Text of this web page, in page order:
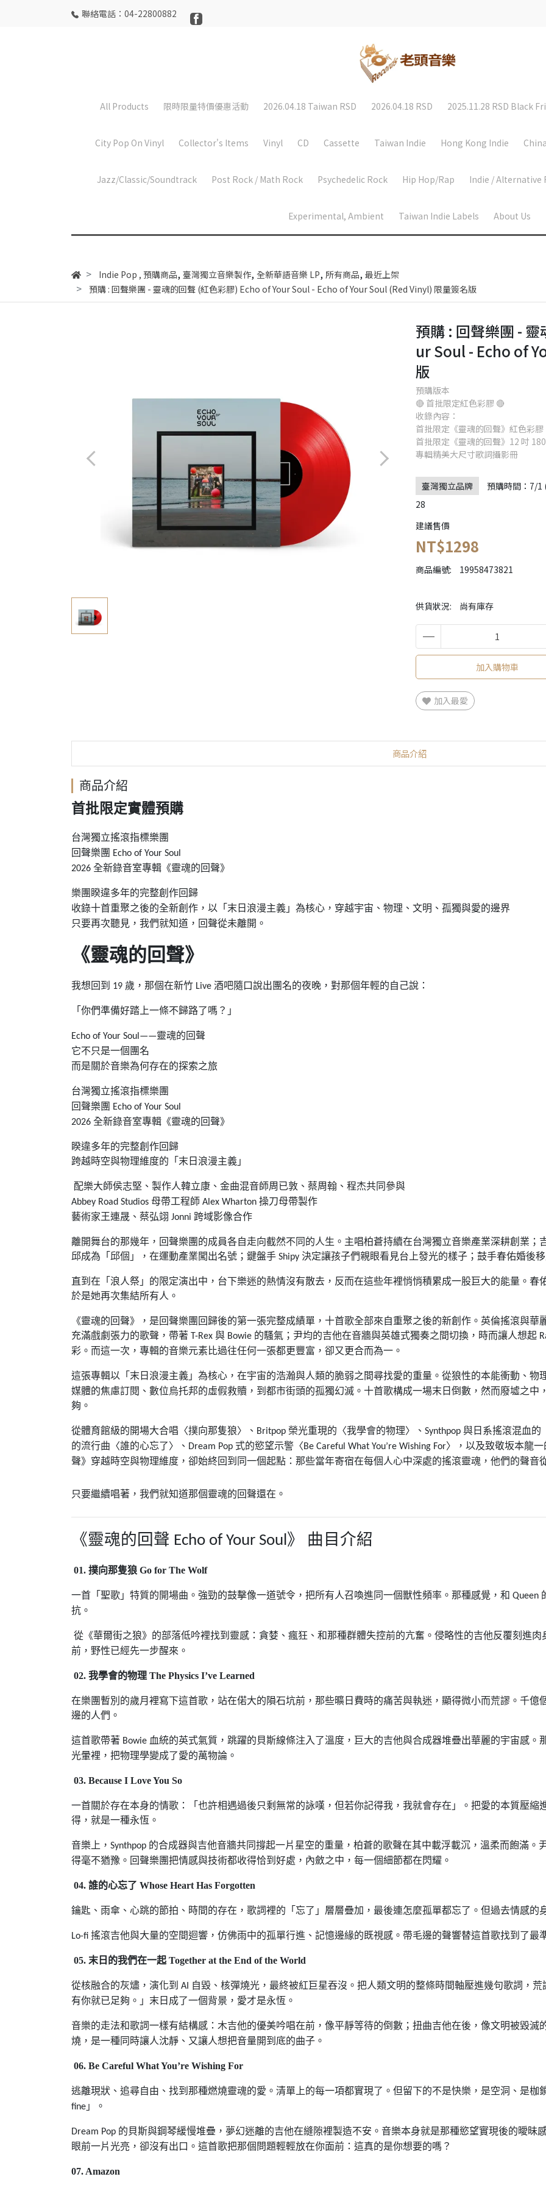
聯絡電話：04-22800882
All Products 限時限量特價優惠活動 2026.04.18 Taiwan RSD 2026.04.18 RSD 2025.11.28 RSD Black
City Pop On Vinyl Collector's Items Vinyl CD Cassette Taiwan Indie Hong Kong Indie
Jazz/Classic/Soundtrack Post Rock / Math Rock Psychedelic Rock Hip Hop/Rap Indie / Alternative
Experimental, Ambient Taiwan Indie Labels About Us
Indie Pop , 預購商品, 臺灣獨立音樂製作, 全新華語音樂 LP, 所有商品, 最近上架
預購 : 回聲樂團 - 靈魂的回聲 (紅色彩膠) Echo of Your Soul - Echo of Your Soul (Red Vinyl) 限量簽名版
預購 : 回聲樂團 -
ur Soul - Echo of
版
預購版本
🔴 首批限定紅色彩膠 🔴
收錄內容：
首批限定《靈魂的回聲》紅色彩
首批限定《靈魂的回聲》12 吋
專輯精美大尺寸歌詞攝影冊
臺灣獨立品牌
預購時間：7/1
28
建議售價
NT$1298
商品編號: 19958473821
供貨狀況: 尚有庫存
加入購物車
加入最愛
商品介紹
商品介紹
首批限定實體預購
台灣獨立搖滾指標樂團
回聲樂團 Echo of Your Soul
2026 全新錄音室專輯《靈魂的回聲》
樂團睽違多年的完整創作回歸
收錄十首重聚之後的全新創作，以「末日浪漫主義」為核心，穿越宇宙、物理、文明、孤獨與愛的邊界
只要再次聽見，我們就知道，回聲從未離開。
《靈魂的回聲》
我想回到 19 歲，那個在新竹 Live 酒吧隨口說出團名的夜晚，對那個年輕的自己說：
「你們準備好踏上一條不歸路了嗎？」
Echo of Your Soul——靈魂的回聲
它不只是一個團名
而是關於音樂為何存在的探索之旅
台灣獨立搖滾指標樂團
回聲樂團 Echo of Your Soul
2026 全新錄音室專輯《靈魂的回聲》
睽違多年的完整創作回歸
跨越時空與物理維度的「末日浪漫主義」
配樂大師侯志堅、製作人韓立康、金曲混音師周已敦、蔡周翰、程杰共同參與
Abbey Road Studios 母帶工程師 Alex Wharton 操刀母帶製作
藝術家王連晟、蔡弘翊 Jonni 跨域影像合作
離開舞台的那幾年，回聲樂團的成員各自走向截然不同的人生。主唱柏蒼持續在台灣獨立音樂產業深耕創業；
邱成為「邱個」，在運動產業闖出名號；鍵盤手 Shipy 決定讓孩子們親眼看見台上發光的樣子；鼓手春佑婚後
直到在「浪人祭」的限定演出中，台下樂迷的熱情沒有散去，反而在這些年裡悄悄積累成一股巨大的能量。
於是她再次集結所有人。
《靈魂的回聲》，是回聲樂團回歸後的第一張完整成績單，十首歌全部來自重聚之後的新創作。英倫搖滾與
充滿戲劇張力的歌聲，帶著 T-Rex 與 Bowie 的騷氣；尹均的吉他在音牆與英雄式獨奏之間切換，時而讓人想起
彩。而這一次，專輯的音樂元素比過往任何一張都更豐富，卻又更合而為一。
這張專輯以「末日浪漫主義」為核心，在宇宙的浩瀚與人類的脆弱之間尋找愛的重量。從狼性的本能衝動、物
媒體的焦慮訂閱、數位烏托邦的虛假救贖，到都市街頭的孤獨幻滅。十首歌構成一場末日倒數，然而廢墟之中
夠。
從體育館級的開場大合唱〈撲向那隻狼〉、 Britpop 榮光重現的〈我學會的物理〉、 Synthpop 與日系搖滾混血的
的流行曲〈誰的心忘了〉、 Dream Pop 式的慾望示警〈Be Careful What You’re Wishing For〉，以及致敬坂本龍
聲》穿越時空與物理維度，卻始終回到同一個起點：那些當年寄宿在每個人心中深處的搖滾靈魂，他們的聲
只要繼續唱著，我們就知道那個靈魂的回聲還在。
《靈魂的回聲 Echo of Your Soul》 曲目介紹
01. 撲向那隻狼 Go for The Wolf
一首「聖歌」特質的開場曲。強勁的鼓擊像一道號令，把所有人召喚進同一個獸性頻率。那種感覺，和 Queen
抗。
從《華爾街之狼》的部落低吟裡找到靈感：貪婪、瘋狂、和那種群體失控前的亢奮。侵略性的吉他反覆刻進
前，野性已經先一步醒來。
02. 我學會的物理 The Physics I’ve Learned
在樂團暫別的歲月裡寫下這首歌，站在偌大的隕石坑前，那些曠日費時的痛苦與執迷，顯得微小而荒謬。千億
邊的人們。
這首歌帶著 Bowie 血統的英式氣質，跳躍的貝斯線條注入了溫度，巨大的吉他與合成器堆疊出華麗的宇宙感。
光暈裡，把物理學變成了愛的萬物論。
03. Because I Love You So
一首關於存在本身的情歌：「也許相遇過後只剩無常的詠嘆，但若你記得我，我就會存在」。把愛的本質壓縮
得，就是一種永恆。
音樂上， Synthpop 的合成器與吉他音牆共同撐起一片星空的重量，柏蒼的歌聲在其中載浮載沉，溫柔而飽滿。
得毫不猶豫。回聲樂團把情感與技術都收得恰到好處，內斂之中，每一個細節都在閃耀。
04. 誰的心忘了 Whose Heart Has Forgotten
鑰匙、雨傘、心跳的節拍、時間的存在，歌詞裡的「忘了」層層疊加，最後連怎麼孤單都忘了。但過去情感的
Lo-fi 搖滾吉他與大量的空間迴響，仿佛雨中的孤單行進、記憶邊緣的既視感。帶毛邊的聲響替這首歌找到了最
05. 末日的我們在一起 Together at the End of the World
從核融合的灰燼，演化到 AI
自毀、核彈燒光，最終被紅巨星吞沒。把人類文明的整條時間軸壓進幾句歌詞，
有你就已足夠。」末日成了一個背景，愛才是永恆。
音樂的走法和歌詞一樣有結構感：木吉他的優美吟唱在前，像平靜等待的倒數；扭曲吉他在後，像文明被毀滅
燒，是一種同時讓人沈靜、又讓人想把音量開到底的曲子。
06. Be Careful What You’re Wishing For
逃離現狀、追尋自由、找到那種燃燒靈魂的愛。清單上的每一項都實現了。但留下的不是快樂，是空洞、是枷
fine 」。
Dream Pop 的貝斯與鋼琴緩慢堆疊，夢幻迷離的吉他在縫隙裡製造不安。音樂本身就是那種慾望實現後的曖昧
眼前一片光亮，卻沒有出口。這首歌把那個問題輕輕放在你面前：這真的是你想要的嗎？
07. Amazon